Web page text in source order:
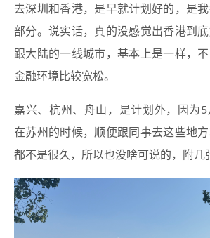
去深圳和香港，是早就计划好的，是
部分。说实话，真的没感觉出香港到
跟大陆的一线城市，基本上是一样，不
金融环境比较宽松。
嘉兴、杭州、舟山，是计划外，因为5
在苏州的时候，顺便跟同事去这些地
都不是很久，所以也没啥可说的，附几